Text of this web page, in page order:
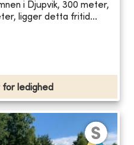
i Djupvik, 300 meter,
ligger detta fritid...
for ledighed